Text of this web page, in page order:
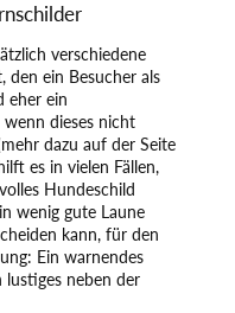
verschiedene
den ein Besucher als
eher ein
dieses nicht
dazu auf der Seite
es in vielen Fällen,
Hundeschild
wenig gute Laune
kann, für den
Ein warnendes
neben der